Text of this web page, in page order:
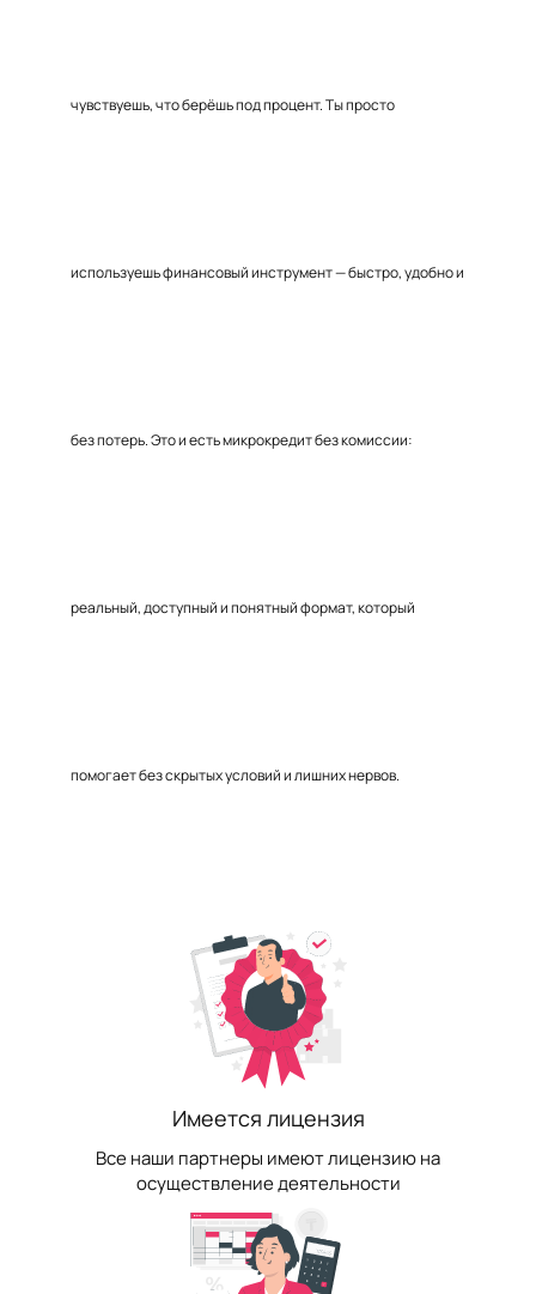
чувствуешь, что берёшь под процент. Ты просто
используешь финансовый инструмент — быстро, удобно и
без потерь. Это и есть микрокредит без комиссии:
реальный, доступный и понятный формат, который
помогает без скрытых условий и лишних нервов.
Имеется лицензия
Все наши партнеры имеют лицензию на
осуществление деятельности